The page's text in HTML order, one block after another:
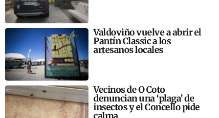
Valdoviño vuelve a abrir el
Pantín Classic a los
artesanos locales
Vecinos de O Coto
denuncian una ‘plaga’ de
insectos y el Concello pide
calma